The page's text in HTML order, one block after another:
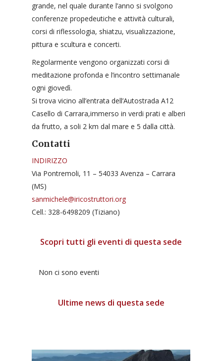
grande, nel quale durante l’anno si svolgono
conferenze propedeutiche e attività culturali,
corsi di riflessologia, shiatzu, visualizzazione,
pittura e scultura e concerti.
Regolarmente vengono organizzati corsi di
meditazione profonda e l’incontro settimanale
ogni giovedì.
Si trova vicino all’entrata dell’Autostrada A12
Casello di Carrara,immerso in verdi prati e alberi
da frutto, a soli 2 km dal mare e 5 dalla città.
Contatti
INDIRIZZO
Via Pontremoli, 11 – 54033 Avenza – Carrara
(MS)
sanmichele@iricostruttori.org
Cell.: 328-6498209 (Tiziano)
Scopri tutti gli eventi di questa sede
Non ci sono eventi
Ultime news di questa sede